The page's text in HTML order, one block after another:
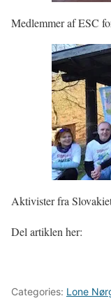
Medlemmer af ESC
Aktivister fra
Del artiklen her:
Categories: Lone